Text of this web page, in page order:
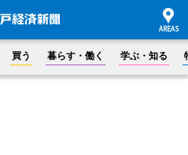
買う 暮らす・働く 学ぶ・知る